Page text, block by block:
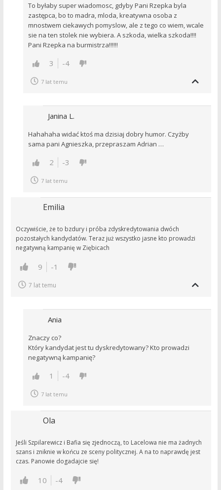
To byłaby super wiadomosc, gdyby Pani Rzepka byla
zastępca, bo to madra, mloda, kreatywna osoba z
mnostwem ciekawych pomyslow, ale z tego co wiem, wcale
sie na ten stolek nie wybiera. A szkoda, wielka szkoda!!!!
Pani Rzepka na burmistrza!!!!!!
3 -4
7 lat temu
Janina L.
Hahahaha widać ktoś ma dzisiaj dobry humor. Czyżby
sama pani Agnieszka, przepraszam Adrian …
2 -3
7 lat temu
Emilia
Oczywiście, że to bzdury i próba zdyskredytowania dwóch
pozostałych kandydatów. Teraz już wszystko jasne kto prowadzi
negatywną kampanię w Ziębicach
9 -1
7 lat temu
Ania
Znaczy co?
Który kandydat jest tu dyskredytowany? Kto prowadzi
negatywną kampanię?
1 -4
7 lat temu
Ola
Jeśli Szpilarewicz i Bafia się zjednoczą, to Lacelowa nie ma żadnych
szans i zniknie w końcu ze sceny politycznej. A na to naprawdę jest
czas. Panowie dogadajcie się!
10 -4